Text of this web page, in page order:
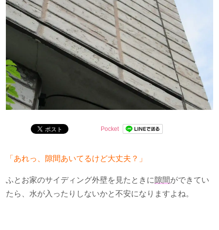
Pocket
「あれっ、隙間あいてるけど大丈夫？」
ふとお家のサイディング外壁を見たときに 隙間ができてい
たら、水が入ったりしないかと不安になりますよね。